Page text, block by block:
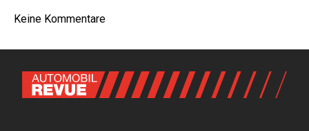
Keine Kommentare